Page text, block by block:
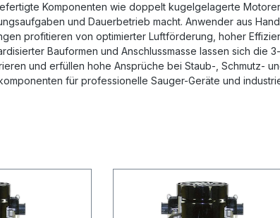
Komponenten wie doppelt kugelgelagerte
und Dauerbetrieb macht. Anwender aus
profitieren von optimierter Luftförderung, hoher
Bauformen und Anschlussmasse lassen sich
und erfüllen hohe Ansprüche bei Staub-, Schmutz-
für professionelle Sauger-Geräte und